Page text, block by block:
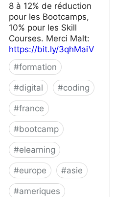
8 à 12% de réduction
pour les Bootcamps,
10% pour les Skill
Courses. Merci Malt:
https://bit.ly/3qhMaiV
#formation
#digital #coding
#france
#bootcamp
#elearning
#europe #asie
#ameriques